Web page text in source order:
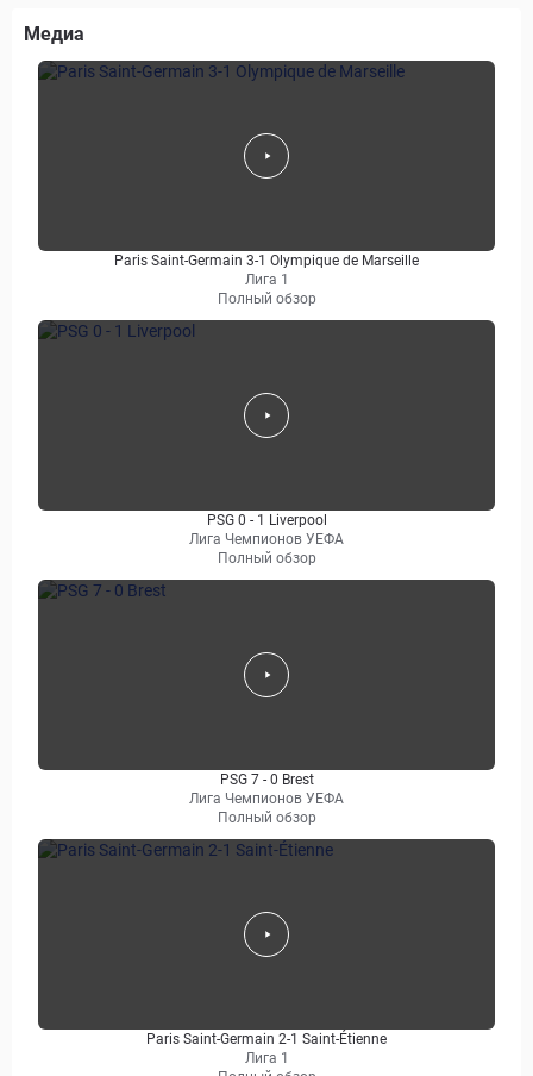
Медиа
Paris Saint-Germain 3-1 Olympique de Marseille
Лига 1
Полный обзор
PSG 0 - 1 Liverpool
Лига Чемпионов УЕФА
Полный обзор
PSG 7 - 0 Brest
Лига Чемпионов УЕФА
Полный обзор
Paris Saint-Germain 2-1 Saint-Étienne
Лига 1